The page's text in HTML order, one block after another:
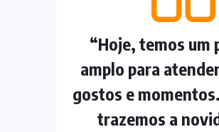
“Hoje, temos
amplo para
gostos e
trazemos a